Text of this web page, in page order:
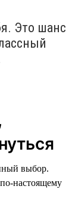
Это шанс
выбор.
настоящему